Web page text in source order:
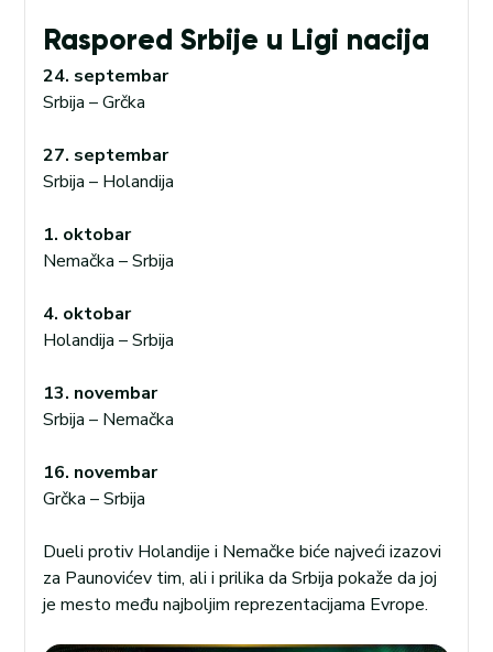
Raspored Srbije u Ligi nacija
24. septembar
Srbija – Grčka
27. septembar
Srbija – Holandija
1. oktobar
Nemačka – Srbija
4. oktobar
Holandija – Srbija
13. novembar
Srbija – Nemačka
16. novembar
Grčka – Srbija
Dueli protiv Holandije i Nemačke biće najveći izazovi
za Paunovićev tim, ali i prilika da Srbija pokaže da joj
je mesto među najboljim reprezentacijama Evrope.